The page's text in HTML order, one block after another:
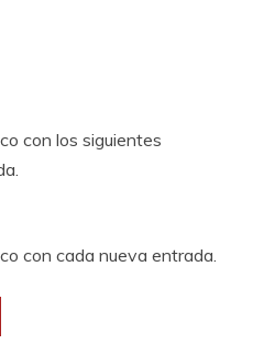
con los siguientes
con cada nueva entrada.